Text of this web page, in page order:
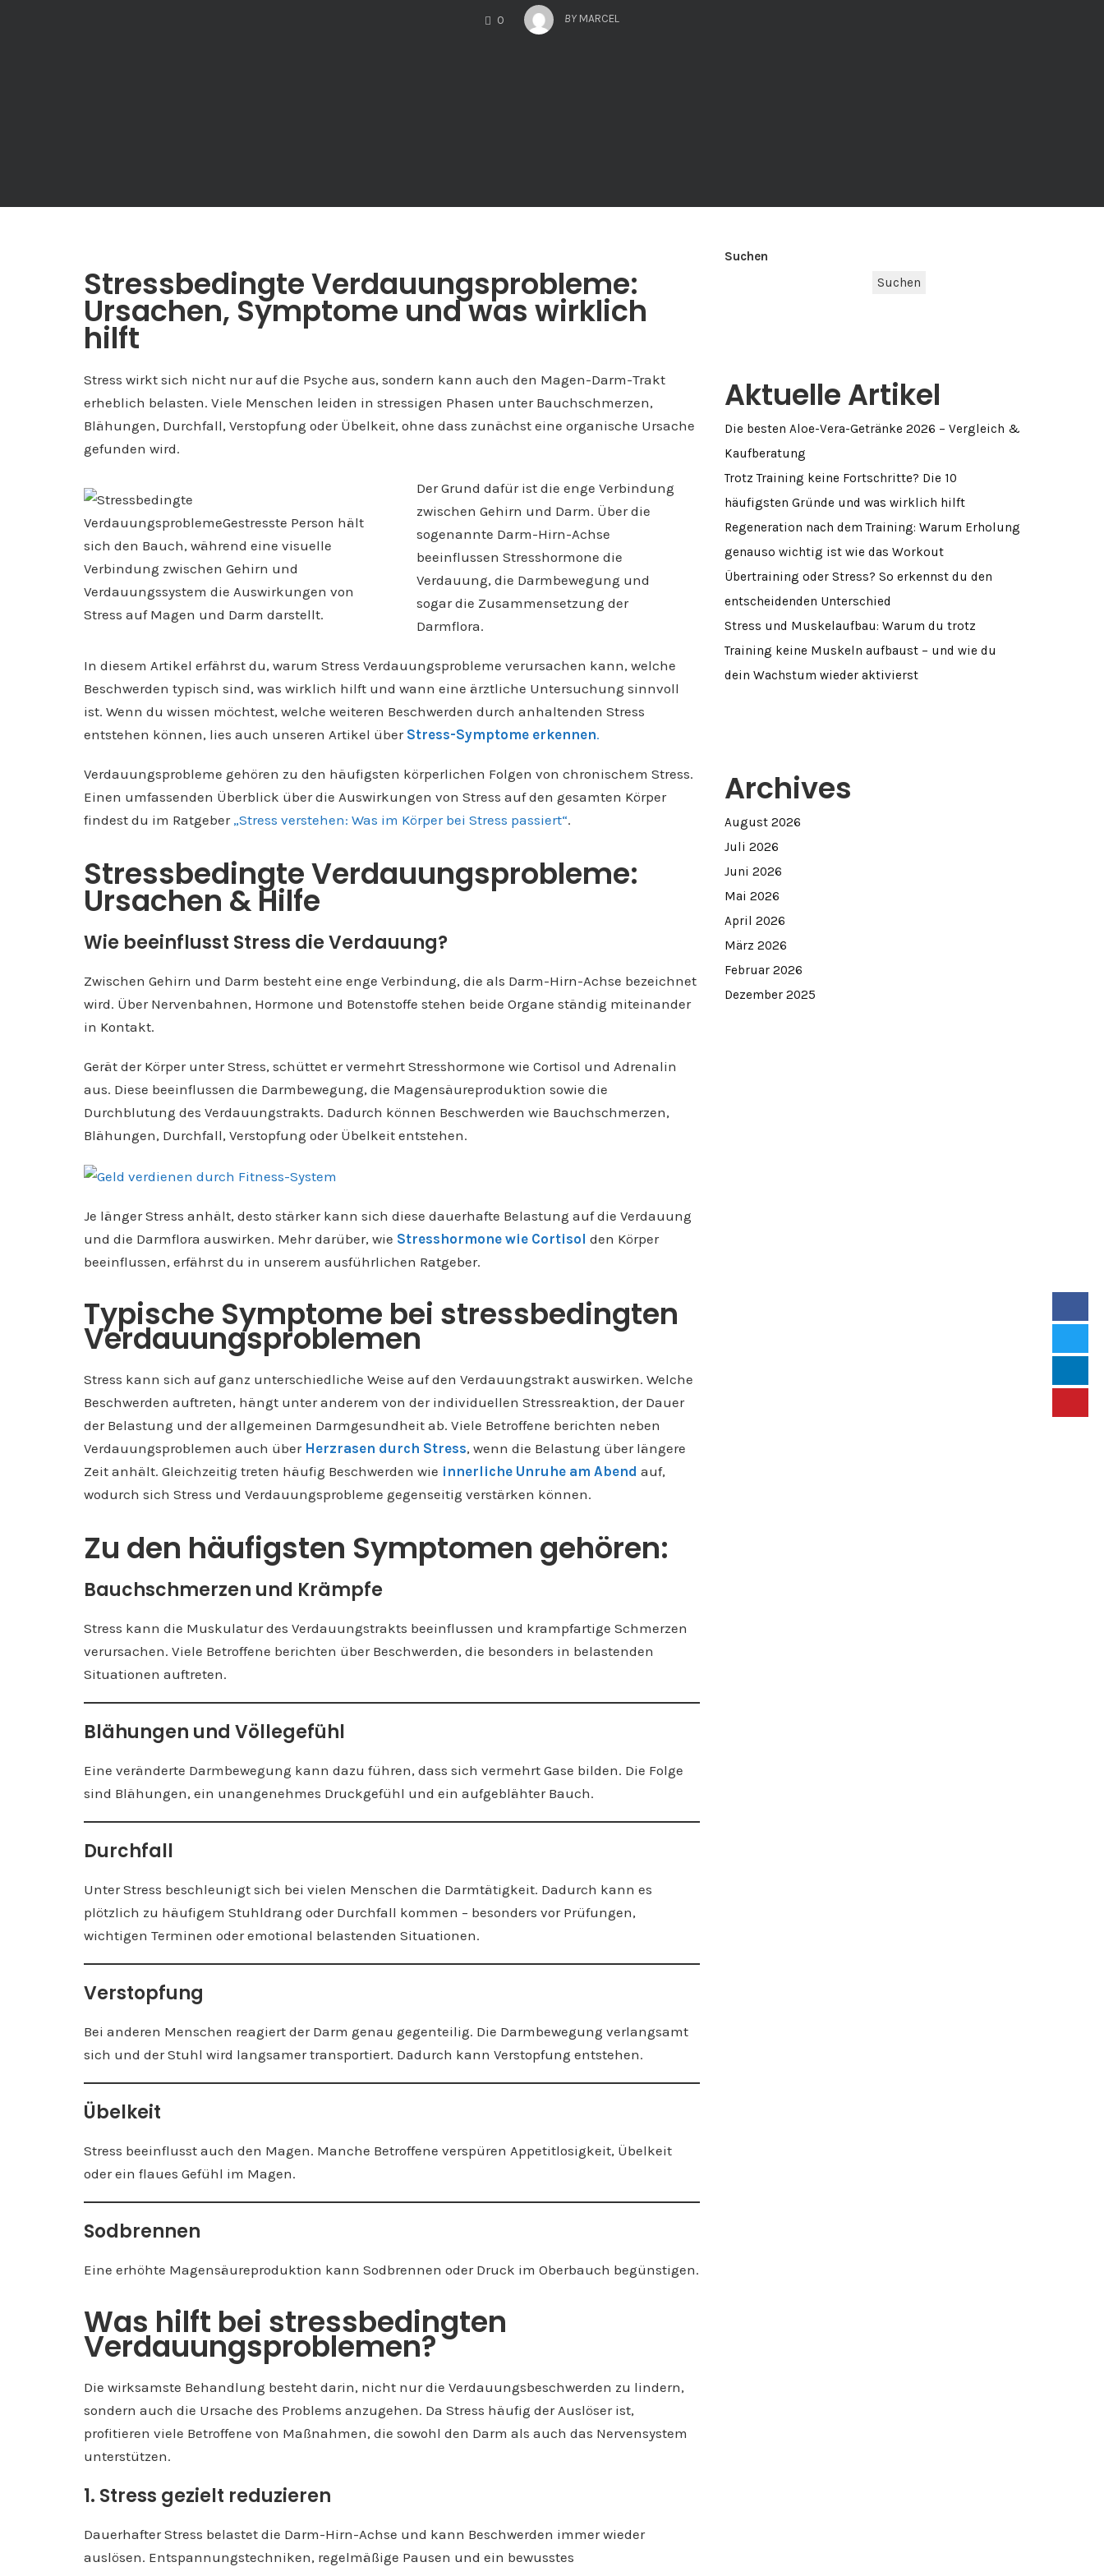
0
COMMENTS
BY MARCEL
Stressbedingte Verdauungsprobleme:
Ursachen, Symptome und was wirklich
hilft
Stress wirkt sich nicht nur auf die Psyche aus, sondern kann auch den Magen-Darm-Trakt
erheblich belasten. Viele Menschen leiden in stressigen Phasen unter Bauchschmerzen,
Blähungen, Durchfall, Verstopfung oder Übelkeit, ohne dass zunächst eine organische Ursache
gefunden wird.
Der Grund dafür ist die enge Verbindung
zwischen Gehirn und Darm. Über die
sogenannte Darm-Hirn-Achse
beeinflussen Stresshormone die
Verdauung, die Darmbewegung und
sogar die Zusammensetzung der
Darmflora.
In diesem Artikel erfährst du, warum Stress Verdauungsprobleme verursachen kann, welche
Beschwerden typisch sind, was wirklich hilft und wann eine ärztliche Untersuchung sinnvoll
ist. Wenn du wissen möchtest, welche weiteren Beschwerden durch anhaltenden Stress
entstehen können, lies auch unseren Artikel über Stress-Symptome erkennen.
Verdauungsprobleme gehören zu den häufigsten körperlichen Folgen von chronischem Stress.
Einen umfassenden Überblick über die Auswirkungen von Stress auf den gesamten Körper
findest du im Ratgeber „Stress verstehen: Was im Körper bei Stress passiert“.
Stressbedingte Verdauungsprobleme:
Ursachen & Hilfe
Wie beeinflusst Stress die Verdauung?
Zwischen Gehirn und Darm besteht eine enge Verbindung, die als Darm-Hirn-Achse bezeichnet
wird. Über Nervenbahnen, Hormone und Botenstoffe stehen beide Organe ständig miteinander
in Kontakt.
Gerät der Körper unter Stress, schüttet er vermehrt Stresshormone wie Cortisol und Adrenalin
aus. Diese beeinflussen die Darmbewegung, die Magensäureproduktion sowie die
Durchblutung des Verdauungstrakts. Dadurch können Beschwerden wie Bauchschmerzen,
Blähungen, Durchfall, Verstopfung oder Übelkeit entstehen.
Je länger Stress anhält, desto stärker kann sich diese dauerhafte Belastung auf die Verdauung
und die Darmflora auswirken. Mehr darüber, wie Stresshormone wie Cortisol den Körper
beeinflussen, erfährst du in unserem ausführlichen Ratgeber.
Typische Symptome bei stressbedingten
Verdauungsproblemen
Stress kann sich auf ganz unterschiedliche Weise auf den Verdauungstrakt auswirken. Welche
Beschwerden auftreten, hängt unter anderem von der individuellen Stressreaktion, der Dauer
der Belastung und der allgemeinen Darmgesundheit ab. Viele Betroffene berichten neben
Verdauungsproblemen auch über Herzrasen durch Stress, wenn die Belastung über längere
Zeit anhält. Gleichzeitig treten häufig Beschwerden wie innerliche Unruhe am Abend auf,
wodurch sich Stress und Verdauungsprobleme gegenseitig verstärken können.
Zu den häufigsten Symptomen gehören:
Bauchschmerzen und Krämpfe
Stress kann die Muskulatur des Verdauungstrakts beeinflussen und krampfartige Schmerzen
verursachen. Viele Betroffene berichten über Beschwerden, die besonders in belastenden
Situationen auftreten.
Blähungen und Völlegefühl
Eine veränderte Darmbewegung kann dazu führen, dass sich vermehrt Gase bilden. Die Folge
sind Blähungen, ein unangenehmes Druckgefühl und ein aufgeblähter Bauch.
Durchfall
Unter Stress beschleunigt sich bei vielen Menschen die Darmtätigkeit. Dadurch kann es
plötzlich zu häufigem Stuhldrang oder Durchfall kommen – besonders vor Prüfungen,
wichtigen Terminen oder emotional belastenden Situationen.
Verstopfung
Bei anderen Menschen reagiert der Darm genau gegenteilig. Die Darmbewegung verlangsamt
sich und der Stuhl wird langsamer transportiert. Dadurch kann Verstopfung entstehen.
Übelkeit
Stress beeinflusst auch den Magen. Manche Betroffene verspüren Appetitlosigkeit, Übelkeit
oder ein flaues Gefühl im Magen.
Sodbrennen
Eine erhöhte Magensäureproduktion kann Sodbrennen oder Druck im Oberbauch begünstigen.
Was hilft bei stressbedingten
Verdauungsproblemen?
Die wirksamste Behandlung besteht darin, nicht nur die Verdauungsbeschwerden zu lindern,
sondern auch die Ursache des Problems anzugehen. Da Stress häufig der Auslöser ist,
profitieren viele Betroffene von Maßnahmen, die sowohl den Darm als auch das Nervensystem
unterstützen.
1. Stress gezielt reduzieren
Dauerhafter Stress belastet die Darm-Hirn-Achse und kann Beschwerden immer wieder
auslösen. Entspannungstechniken, regelmäßige Pausen und ein bewusstes
Suchen
Suchen
Aktuelle Artikel
Die besten Aloe-Vera-Getränke 2026 – Vergleich &
Kaufberatung
Trotz Training keine Fortschritte? Die 10
häufigsten Gründe und was wirklich hilft
Regeneration nach dem Training: Warum Erholung
genauso wichtig ist wie das Workout
Übertraining oder Stress? So erkennst du den
entscheidenden Unterschied
Stress und Muskelaufbau: Warum du trotz
Training keine Muskeln aufbaust – und wie du
dein Wachstum wieder aktivierst
Archives
August 2026
Juli 2026
Juni 2026
Mai 2026
April 2026
März 2026
Februar 2026
Dezember 2025